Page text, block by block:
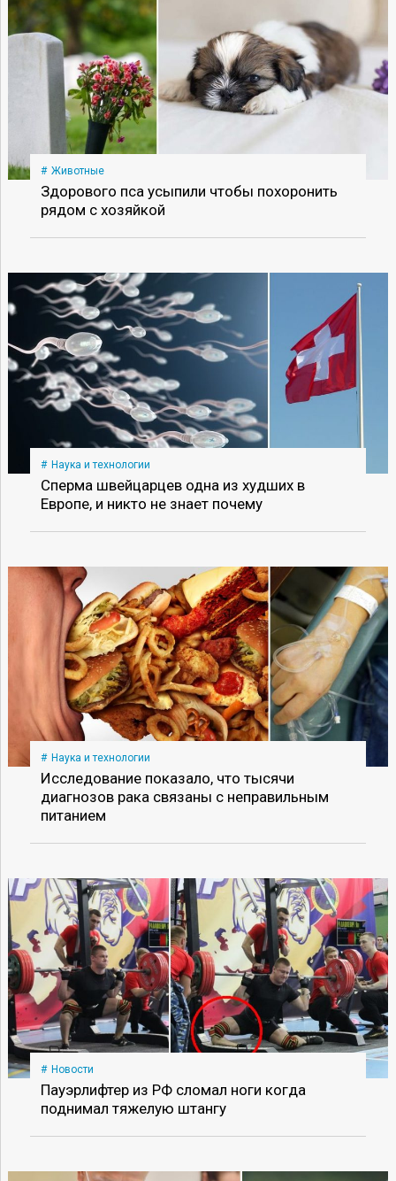
Животные
Здорового пса усыпили чтобы похоронить
рядом с хозяйкой
Наука и технологии
Сперма швейцарцев одна из худших в
Европе, и никто не знает почему
Наука и технологии
Исследование показало, что тысячи
диагнозов рака связаны с неправильным
питанием
Новости
Пауэрлифтер из РФ сломал ноги когда
поднимал тяжелую штангу